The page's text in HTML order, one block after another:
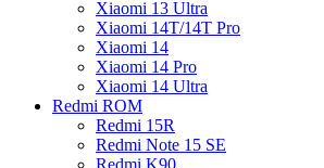
Xiaomi 13 Ultra
Xiaomi 14T/14T Pro
Xiaomi 14
Xiaomi 14 Pro
Xiaomi 14 Ultra
Redmi ROM
Redmi 15R
Redmi Note 15 SE
Redmi K90